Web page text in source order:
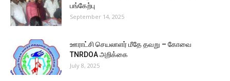
பங்கேற்பு
September 14, 2025
ஊராட்சி செயலாளர் மீதே தவறு – கோவை
TNRDOA அறிக்கை
July 8, 2025